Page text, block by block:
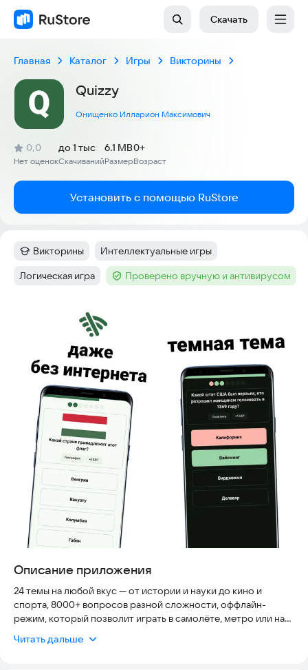
Скачать
Главная Каталог Игры Викторины
Quizzy
Онищенко Илларион Максимович
Рейтинг:
0,0
(
Нет оценок
)
Скачиваний
до 1 тыс
Размер
6.1 MB
Возраст
0+
Установить с помощью RuStore
Категория:
Викторины Тег:
Интеллектуальные игры
Тег :
Логическая игра Тег :Проверено вручную и антивирусом
Скриншоты
Описание приложения
24 темы на любой вкус — от истории и науки до кино и
спорта, 8000+ вопросов разной сложности, оффлайн-
режим, который позволит играть в самолёте, метро или на
Читать дальше